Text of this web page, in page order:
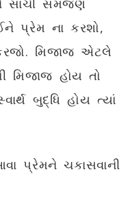
સાચી સમજણ
પ્રેમ ના કરશો,
મિજાજ એટલે
મિજાજ હોય તો
બુદ્ધિ હોય ત્યાં
પ્રેમને ચકાસવાની